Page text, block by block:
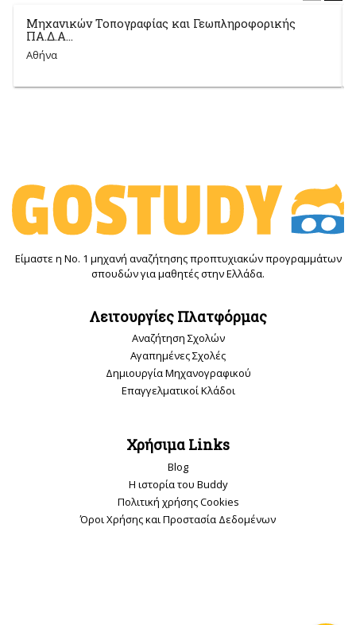
Μηχανικών Τοπογραφίας και Γεωπληροφορικής
ΠΑ.Δ.Α...
Αθήνα
Είμαστε η Νο. 1 μηχανή αναζήτησης προπτυχιακών προγραμμάτων
σπουδών για μαθητές στην Ελλάδα.
Λειτουργίες Πλατφόρμας
Αναζήτηση Σχολών
Αγαπημένες Σχολές
Δημιουργία Μηχανογραφικού
Επαγγελματικοί Κλάδοι
Χρήσιμα Links
Blog
Η ιστορία του Buddy
Πολιτική χρήσης Cookies
Όροι Χρήσης και Προστασία Δεδομένων